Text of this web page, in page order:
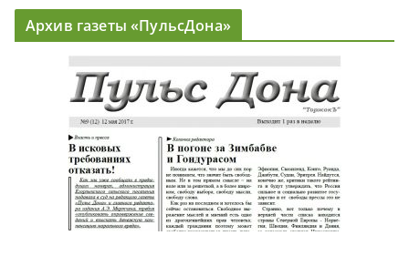
Архив газеты «ПульсДона»